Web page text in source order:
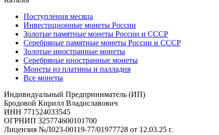
Поступления месяца
Инвестиционные монеты России
Золотые памятные монеты России и СССР
Серебряные памятные монеты России и СССР
Золотые иностранные монеты
Серебряные иностранные монеты
Монеты из платины и палладия
Все монеты
Индивидуальный Предприниматель (ИП)
Бродовой Кирилл Владиславович
ИНН 771524033545
ОГРНИП 325774600101700
Лицензия №Л023-00119-77/01977728 от 12.03.25 г.